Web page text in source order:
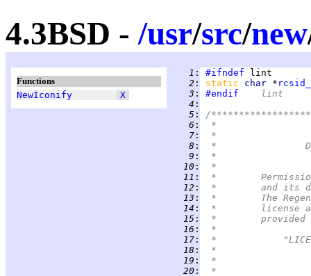
4.3BSD -/usr/src/new
Functions
NewIconify
X
   1
: #ifndef
   2
: static char *
   3
: #endif
	lint
   4
:
   5
:
/
   6
:
   7
:
   8
:
   9
:
  10
:
  11
:
  12
:
  13
:
  14
:
  15
:
  16
:
  17
:
  18
:
  19
:
  20
: